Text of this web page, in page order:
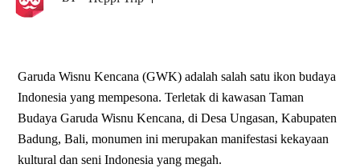
Garuda Wisnu Kencana (GWK) adalah salah satu ikon budaya
Indonesia yang mempesona. Terletak di kawasan Taman
Budaya Garuda Wisnu Kencana, di Desa Ungasan, Kabupaten
Badung, Bali, monumen ini merupakan manifestasi kekayaan
kultural dan seni Indonesia yang megah.